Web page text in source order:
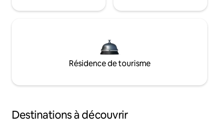
Résidence de tourisme
Destinations à découvrir